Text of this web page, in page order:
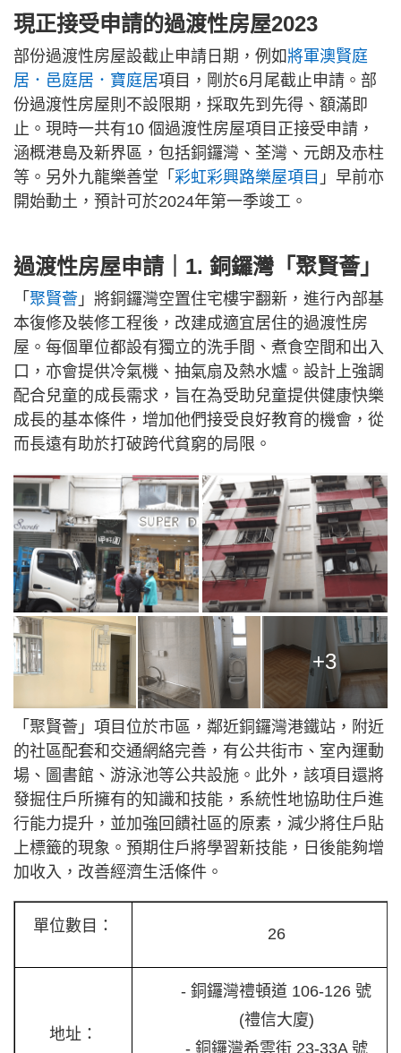
現正接受申請的過渡性房屋2023
部份過渡性房屋設截止申請日期，例如將軍澳賢庭
居．邑庭居．寶庭居項目，剛於6月尾截止申請。部
份過渡性房屋則不設限期，採取先到先得、額滿即
止。現時一共有10 個過渡性房屋項目正接受申請，
涵概港島及新界區，包括銅鑼灣、荃灣、元朗及赤柱
等。另外九龍樂善堂「 彩虹彩興路樂屋項目 」早前亦
開始動土，預計可於2024年第一季竣工。
過渡性房屋申請｜1. 銅鑼灣「聚賢薈」
「 聚賢薈 」將銅鑼灣空置住宅樓宇翻新，進行內部基
本復修及裝修工程後，改建成適宜居住的過渡性房
屋。每個單位都設有獨立的洗手間、煮食空間和出入
口，亦會提供冷氣機、抽氣扇及熱水爐。設計上強調
配合兒童的成長需求，旨在為受助兒童提供健康快樂
成長的基本條件，增加他們接受良好教育的機會，從
而長遠有助於打破跨代貧窮的局限。
+3
「聚賢薈」項目位於市區，鄰近銅鑼灣港鐵站，附近
的社區配套和交通網絡完善，有公共街市、室內運動
場、圖書館、游泳池等公共設施。此外，該項目還將
發掘住戶所擁有的知識和技能，系統性地協助住戶進
行能力提升，並加強回饋社區的原素，減少將住戶貼
上標籤的現象。預期住戶將學習新技能，日後能夠增
加收入，改善經濟生活條件。
單位數目： 26
地址：
- 銅鑼灣禮頓道 106-126 號
(禮信大廈)
- 銅鑼灣希雲街 23-33A 號